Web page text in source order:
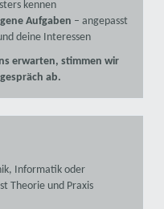
kennen
Aufgaben – angepasst
deine Interessen
erwarten, stimmen wir
ab.
Informatik oder
Theorie und Praxis